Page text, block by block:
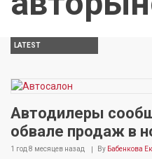
LATEST
Автодилеры
обвале продаж в
1 год 8 месяцев назад By Бабенкова